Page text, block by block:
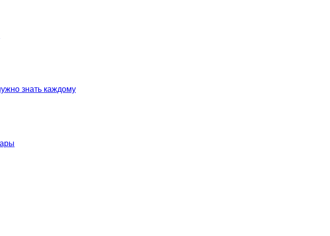
знать каждому